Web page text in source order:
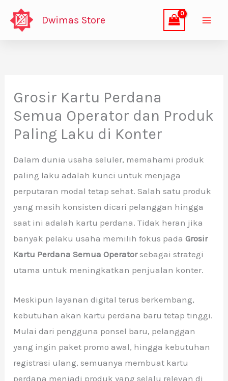
Lewati
Dwimas Store
Grosir Kartu Perdana
Semua Operator dan Produk
Paling Laku di Konter
Dalam dunia usaha seluler, memahami produk
paling laku adalah kunci untuk menjaga
perputaran modal tetap sehat. Salah satu produk
yang masih konsisten dicari pelanggan hingga
saat ini adalah kartu perdana. Tidak heran jika
banyak pelaku usaha memilih fokus padaGrosir
Kartu Perdana Semua Operatorsebagai strategi
utama untuk meningkatkan penjualan konter.
Meskipun layanan digital terus berkembang,
kebutuhan akan kartu perdana baru tetap tinggi.
Mulai dari pengguna ponsel baru, pelanggan
yang ingin paket promo awal, hingga kebutuhan
registrasi ulang, semuanya membuat kartu
perdana menjadi produk yang selalu relevan di